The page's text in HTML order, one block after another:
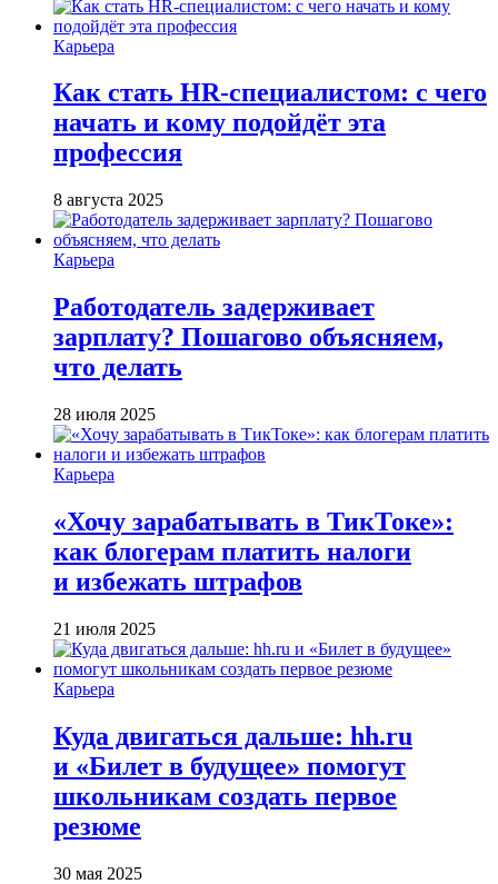
Карьера
Как стать HR-специалистом: с чего
начать и кому подойдёт эта
профессия
8 августа 2025
Карьера
Работодатель задерживает
зарплату? Пошагово объясняем,
что делать
28 июля 2025
Карьера
«Хочу зарабатывать в ТикТоке»:
как блогерам платить налоги
и избежать штрафов
21 июля 2025
Карьера
Куда двигаться дальше: hh.ru
и «Билет в будущее» помогут
школьникам создать первое
резюме
30 мая 2025